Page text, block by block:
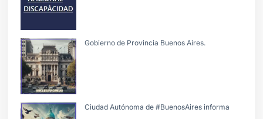
Gobierno de Provincia Buenos Aires.
Ciudad Autónoma de #BuenosAires informa